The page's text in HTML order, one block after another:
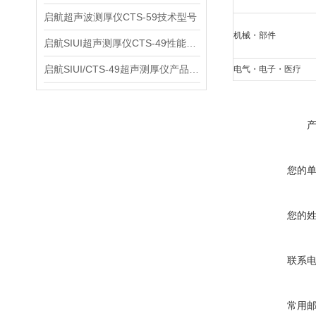
启航超声波测厚仪CTS-59技术型号
机械 ・ 部件
电气 ・ 电子 ・ 医疗
您的
您的
联系
常用